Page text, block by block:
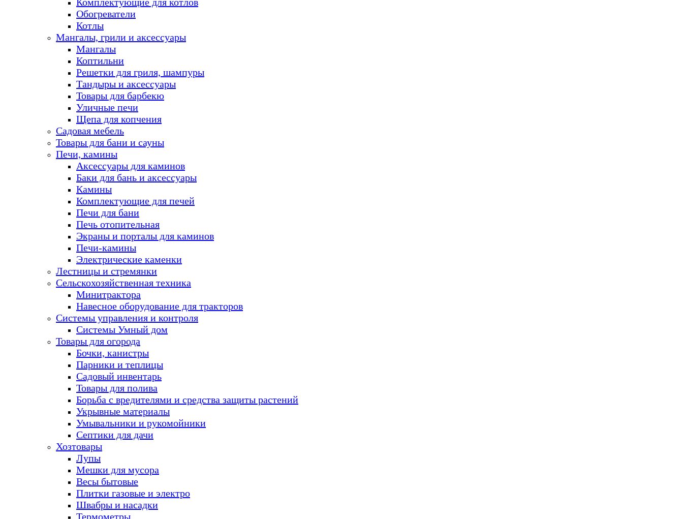
Обогреватели
Котлы
Мангалы, грили и аксессуары
Мангалы
Коптильни
Решетки для гриля, шампуры
Тандыры и аксессуары
Товары для барбекю
Уличные печи
Щепа для копчения
Садовая мебель
Товары для бани и сауны
Печи, камины
Аксессуары для каминов
Баки для бань и аксессуары
Камины
Комплектующие для печей
Печи для бани
Печь отопительная
Экраны и порталы для каминов
Печи-камины
Электрические каменки
Лестницы и стремянки
Сельскохозяйственная техника
Минитрактора
Навесное оборудование для тракторов
Системы управления и контроля
Системы Умный дом
Товары для огорода
Бочки, канистры
Парники и теплицы
Садовый инвентарь
Товары для полива
Борьба с вредителями и средства защиты растений
Укрывные материалы
Умывальники и рукомойники
Септики для дачи
Хозтовары
Лупы
Мешки для мусора
Весы бытовые
Плитки газовые и электро
Швабры и насадки
Термометры